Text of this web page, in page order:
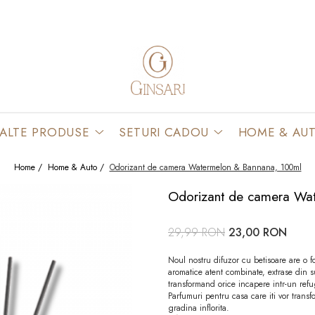
ALTE PRODUSE SETURI CADOU HOME &
Home / Home & Auto / Odorizant de camera Watermelon & Bannana, 100ml
Odorizant de camera
29,99 RON 23,00 RON
Noul nostru difuzor cu betisoare are o
aromatice atent combinate, extrase din
transformand orice incapere intr-un
Parfumuri pentru casa care iti vor
gradina inflorita.